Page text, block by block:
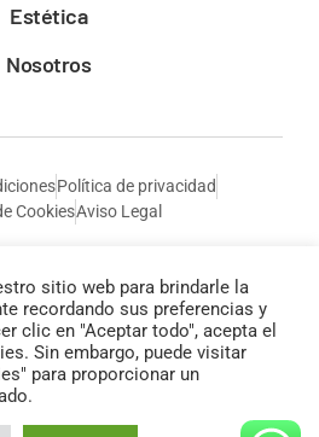
Estética
Nosotros
Política de privacidad
CookiesAviso Legal
reservados a Anais Cosmética
sitio web para brindarle la
recordando sus preferencias y
clic en "Aceptar todo", acepta el
Sin embargo, puede visitar
para proporcionar un